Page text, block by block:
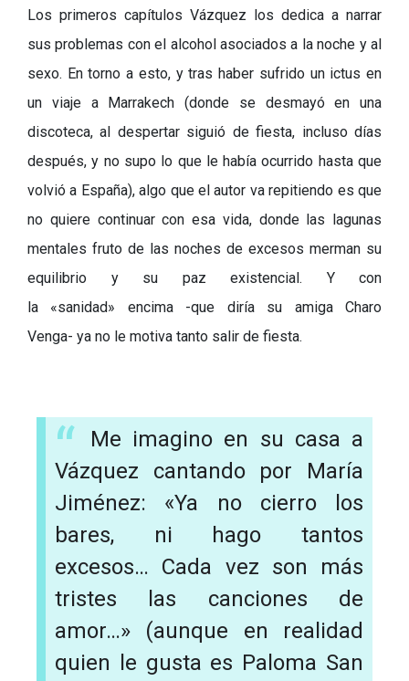
Los primeros capítulos Vázquez los dedica a narrar
sus problemas con el alcohol asociados a la noche y al
sexo. En torno a esto, y tras haber sufrido un ictus en
un viaje a Marrakech (donde se desmayó en una
discoteca, al despertar siguió de fiesta, incluso días
después, y no supo lo que le había ocurrido hasta que
volvió a España), algo que el autor va repitiendo es que
no quiere continuar con esa vida, donde las lagunas
mentales fruto de las noches de excesos merman su
equilibrio y su paz existencial. Y con
la «sanidad» encima -que diría su amiga Charo
Venga- ya no le motiva tanto salir de fiesta.
Me imagino en su casa a
Vázquez cantando por María
Jiménez: «Ya no cierro los
bares, ni hago tantos
excesos… Cada vez son más
tristes las canciones de
amor…» (aunque en realidad
quien le gusta es Paloma San